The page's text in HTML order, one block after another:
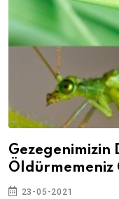
Gezegenimizin
Öldürmemeniz
23-05-2021